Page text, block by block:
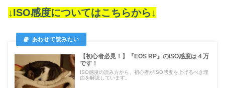
↓ISO感度についてはこちらから↓
【初心者必見！】『EOS RP』のISO感度は４万
です！
ISO感度の読み方から、初心者がISO感度を上げるべき理
由を解説しています。